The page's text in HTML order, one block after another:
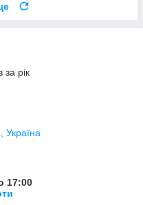
за рік
Україна
17:00